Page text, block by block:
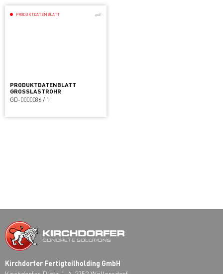
PRODUKTDATENBLATT .pdf
PRODUKTDATENBLATT
GROSSLASTROHR
GD-0000086 / 1
Kirchdorfer Fertigteilholding GmbH